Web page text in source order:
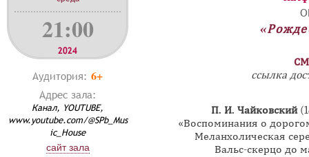
21:00
2024
Аудитория: 6+
Адрес зала:
Канал, YOUTUBE,
www.youtube.com/@SPb_Mus
ic_House
сайт зала
ссылка
П. И. Чайковский
«Воспоминания о
Меланхолическая
Вальс-скерцо до